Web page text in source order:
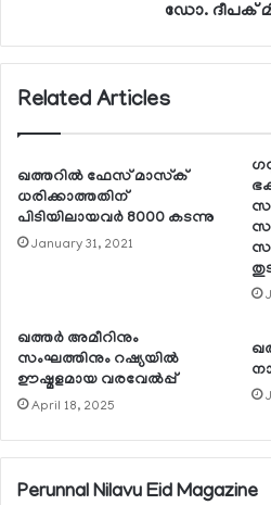
ഡോ. ദീപക്
Related Articles
ഖത്തറില്‍ ഫേസ് മാസ്‌ക്
ധരിക്കാത്തതിന്
പിടിയിലായവര്‍ 8000 കടന്നു
January 31, 2021
ഖത്തര്‍ അമീറിനും
സംഘത്തിനും റഷ്യയില്‍
ഊഷ്മളമായ വരവേല്‍പ്പ്
April 18, 2025
Perunnal Nilavu Eid Magazine